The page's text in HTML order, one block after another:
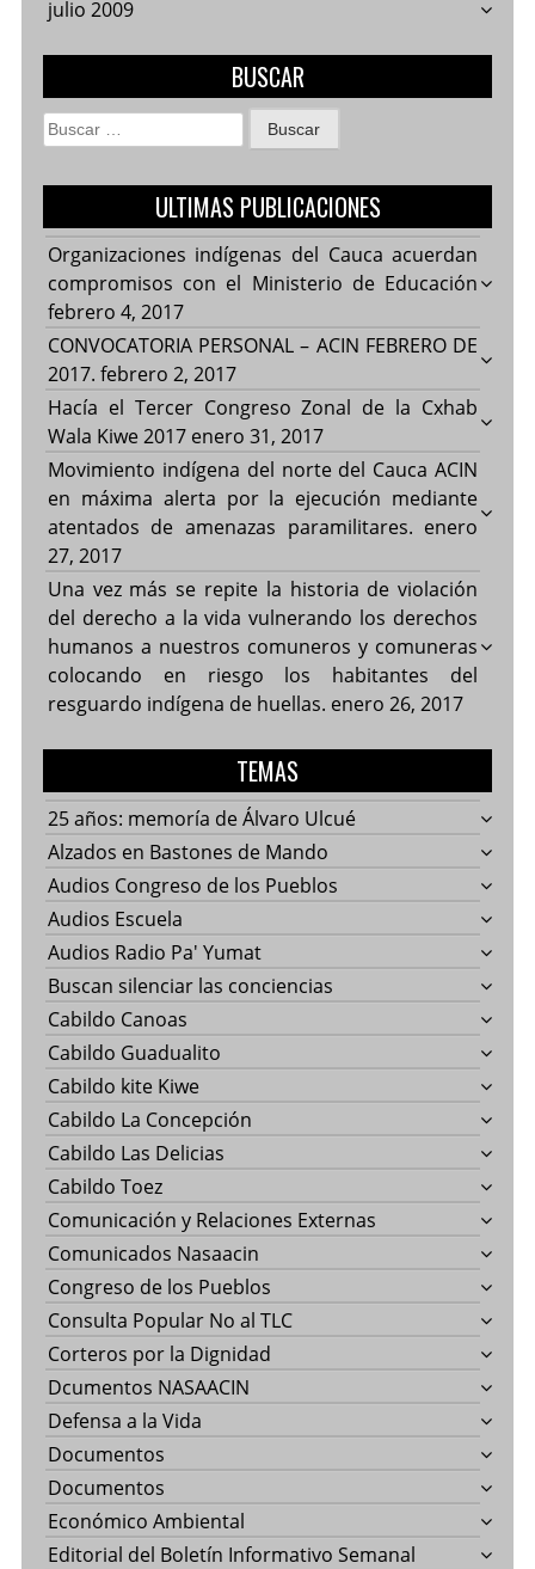
julio 2009
BUSCAR
Buscar:
ULTIMAS PUBLICACIONES
Organizaciones indígenas del Cauca acuerdan
compromisos con el Ministerio de Educación
febrero 4, 2017
CONVOCATORIA PERSONAL – ACIN FEBRERO DE
2017. febrero 2, 2017
Hacía el Tercer Congreso Zonal de la Cxhab
Wala Kiwe 2017 enero 31, 2017
Movimiento indígena del norte del Cauca ACIN
en máxima alerta por la ejecución mediante
atentados de amenazas paramilitares. enero
27, 2017
Una vez más se repite la historia de violación
del derecho a la vida vulnerando los derechos
humanos a nuestros comuneros y comuneras
colocando en riesgo los habitantes del
resguardo indígena de huellas. enero 26, 2017
TEMAS
25 años: memoría de Álvaro Ulcué
Alzados en Bastones de Mando
Audios Congreso de los Pueblos
Audios Escuela
Audios Radio Pa' Yumat
Buscan silenciar las conciencias
Cabildo Canoas
Cabildo Guadualito
Cabildo kite Kiwe
Cabildo La Concepción
Cabildo Las Delicias
Cabildo Toez
Comunicación y Relaciones Externas
Comunicados Nasaacin
Congreso de los Pueblos
Consulta Popular No al TLC
Corteros por la Dignidad
Dcumentos NASAACIN
Defensa a la Vida
Documentos
Documentos
Económico Ambiental
Editorial del Boletín Informativo Semanal